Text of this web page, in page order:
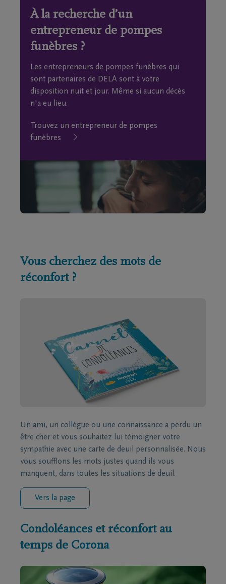
À la recherche d’un
entrepreneur de pompes
funèbres ?
Les entrepreneurs de pompes funèbres qui
sont partenaires de DELA sont à votre
disposition nuit et jour. Même si aucun décès
n'a eu lieu.
Trouvez un entrepreneur de pompes
funèbres
Vous cherchez des mots de
réconfort ?
Un ami, un collègue ou une connaissance a perdu un
être cher et vous souhaitez lui témoigner votre
sympathie avec une carte de deuil personnalisée. Nous
vous soufflons les mots justes quand ils vous
manquent, dans toutes les situations de deuil.
Vers la page
Condoléances et réconfort au
temps de Corona